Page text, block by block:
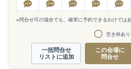
※問合せ可の場合でも、確実に予約できるわけではあ
空き枠あり
一括問合せ
リストに追加
この会場に
問合せ